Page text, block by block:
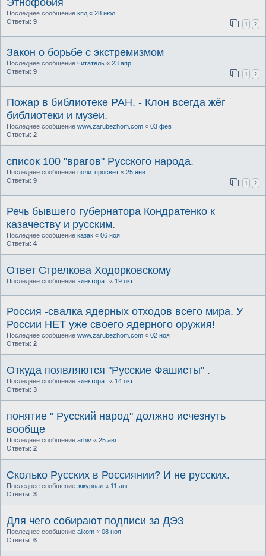
Этнофобия
Последнее сообщение кпд « 28 июл
Ответы: 9 1 2
Закон о борьбе с экстремизмом
Последнее сообщение читатель « 23 апр
Ответы: 9 1 2
Пожар в библиотеке РАН. - Клон всегда жёг
библиотеки и музеи.
Последнее сообщение www.zarubezhom.com « 03 фев
Ответы: 2
список 100 "врагов" Русского народа.
Последнее сообщение политпросвет « 25 янв
Ответы: 9 1 2
Речь бывшего губернатора Кондратенко к
казачеству и русским.
Последнее сообщение казак « 06 ноя
Ответы: 4
Ответ Стрелкова Ходорковскому
Последнее сообщение электорат « 19 окт
Россия -свалка ядерных отходов всего мира. У
России НЕТ уже своего ядерного оружия!
Последнее сообщение www.zarubezhom.com « 02 ноя
Ответы: 2
Откуда появляются "Русские Фашисты" .
Последнее сообщение электорат « 14 окт
Ответы: 3
понятие " Русский народ" должно исчезнуть
вообще
Последнее сообщение arhiv « 25 авг
Ответы: 2
Сколько Русских в Россиянии? И не русских.
Последнее сообщение жжурнал « 11 авг
Ответы: 3
Для чего собирают подписи за ДЭЗ
Последнее сообщение alkom « 08 ноя
Ответы: 6